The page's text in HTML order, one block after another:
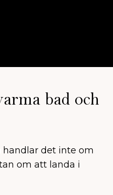
bad och
handlar det inte om
om att landa i